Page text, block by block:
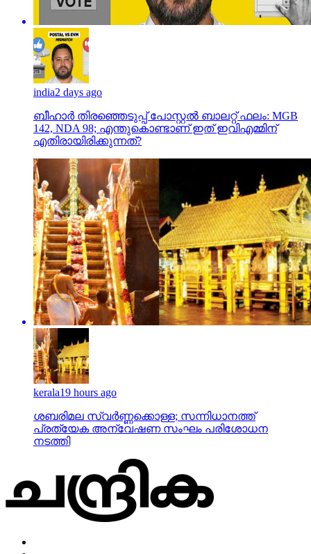
india2 days ago
ബീഹാർ തിരഞ്ഞെടുപ്പ് പോസ്റ്റൽ ബാലറ്റ് ഫലം: MGB
എതിരായിരിക്കുന്നത്?
kerala19 hours ago
ശബരിമല സ്വര്‍ണ്ണക്കൊള്ള; സന്നിധാനത്ത്
നടത്തി